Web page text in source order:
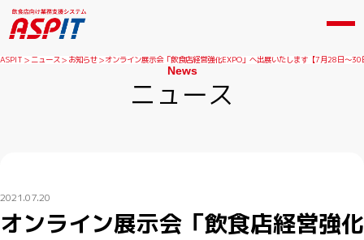
ASPIT ニュース お知らせ オンライン展示会「飲食店経営強化EXPO」へ出展いたします【7月28日～30
News
ニュース
2021.07.20
オンライン展示会「飲食店経営強化